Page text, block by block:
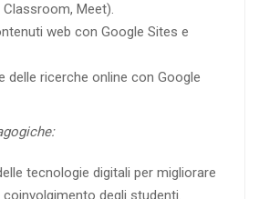
Classroom, Meet).
web con Google Sites e
delle ricerche online con Google
tecnologie digitali per migliorare